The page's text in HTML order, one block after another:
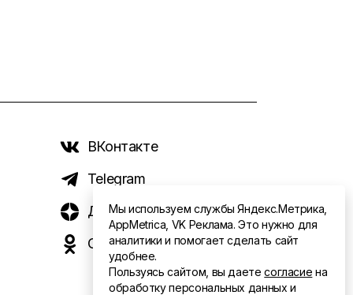
ВКонтакте
Telegram
Дзен
Одноклассники
Мы используем службы Яндекс.Метрика,
AppMetrica, VK Реклама. Это нужно для
аналитики и помогает сделать сайт
удобнее.
Пользуясь сайтом, вы даетесогласие на
обработку персональных данных и